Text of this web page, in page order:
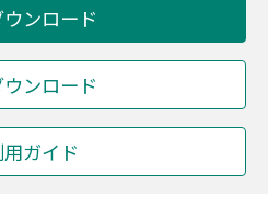
ンロード
ンロード
ガイド